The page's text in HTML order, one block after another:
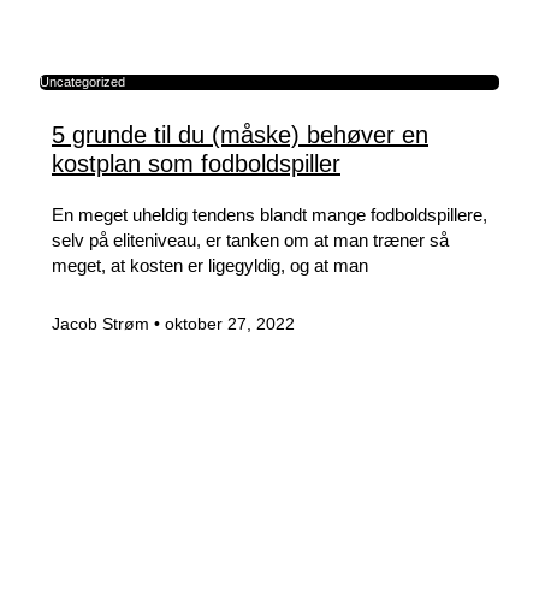
Uncategorized
5 grunde til du (måske) behøver en
kostplan som fodboldspiller
En meget uheldig tendens blandt mange fodboldspillere,
selv på eliteniveau, er tanken om at man træner så
meget, at kosten er ligegyldig, og at man
Jacob Strøm oktober 27, 2022